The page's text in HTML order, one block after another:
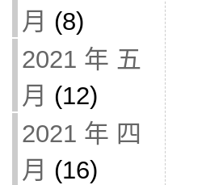
月 (8)
2021 年 五
月 (12)
2021 年 四
月 (16)